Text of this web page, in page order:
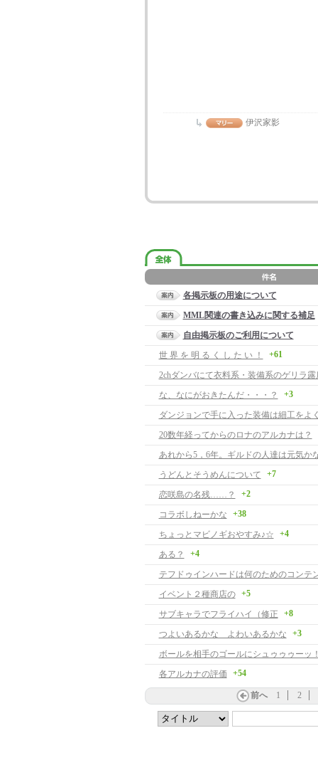
伊沢家影
各掲示板の用途について
MML関連の書き込みに関する補足
自由掲示板のご利用について
世 界 を 明 る く し た い ！
+61
2chダンバにて衣料系・装備系のゲリラ露
な、なにがおきたんだ・・・？
+3
ダンジョンで手に入った装備は細工をよ
20数年経ってからのロナのアルカナは？
あれから5，6年。ギルドの人達は元気か
うどんとそうめんについて
+7
恋咲島の名残……？ +2
コラボしねーかな +38
ちょっとマビノギおやすみ♪☆ +4
ある？ +4
テフドゥインハードは何のためのコンテ
イベント２種商店の
+5
サブキャラでフライハイ（修正 +8
つよいあるかな よわいあるかな +3
ボールを相手のゴールにシュゥゥゥーッ
各アルカナの評価
+54
前へ 1 2